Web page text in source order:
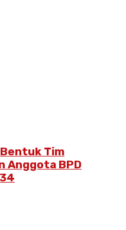
Tim
Anggota BPD